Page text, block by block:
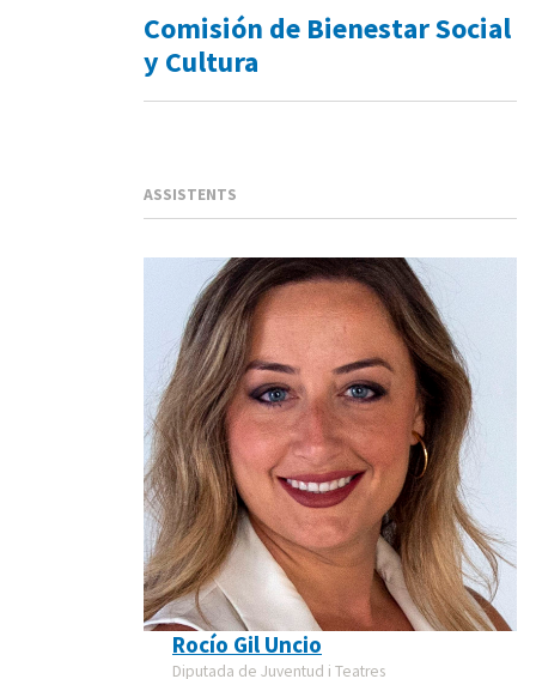
Comisión de Bienestar Social
y Cultura
ASSISTENTS
Rocío Gil Uncio
Diputada de Juventud i Teatres